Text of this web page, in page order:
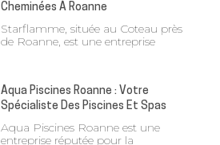
Cheminées À Roanne
Starflamme, située au Coteau près
de Roanne, est une entreprise
Aqua Piscines Roanne : Votre
Spécialiste Des Piscines Et Spas
Aqua Piscines Roanne est une
entreprise réputée pour la